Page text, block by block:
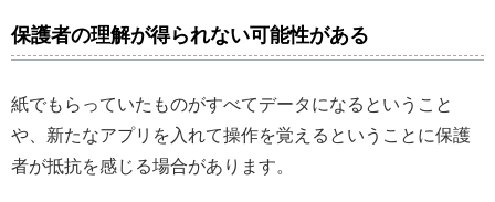
保護者の理解が得られない可能性がある
紙でもらっていたものがすべてデータになるということ
や、新たなアプリを入れて操作を覚えるということに保護
者が抵抗を感じる場合があります。